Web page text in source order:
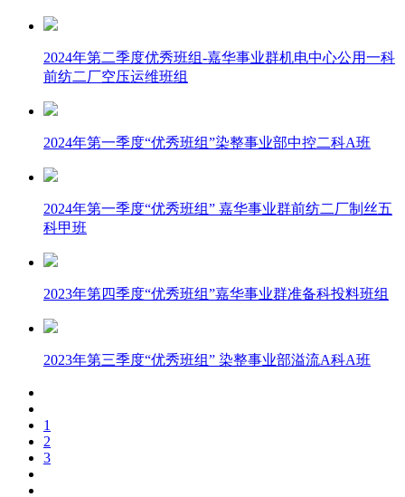
2024年第二季度优秀班组-嘉华事业群机电中心公用一科
前纺二厂空压运维班组
2024年第一季度“优秀班组”染整事业部中控二科A班
2024年第一季度“优秀班组” 嘉华事业群前纺二厂制丝五
科甲班
2023年第四季度“优秀班组”嘉华事业群准备科投料班组
2023年第三季度“优秀班组” 染整事业部溢流A科A班
1
2
3